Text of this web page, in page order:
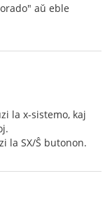
aŭ eble
la x-sistemo, kaj
la SX/Ŝ butonon.